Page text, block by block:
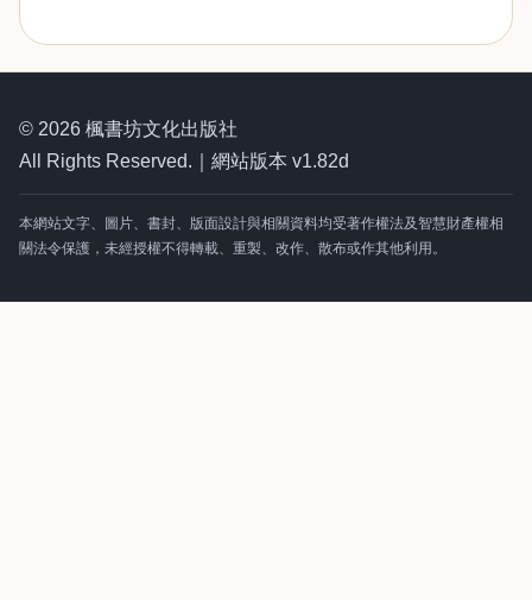
© 2026 楓書坊文化出版社
All Rights Reserved.｜網站版本 v1.82d
本網站文字、圖片、書封、版面設計與相關資料均受著作權法及智慧財產權相
關法令保護，未經授權不得轉載、重製、改作、散布或作其他利用。